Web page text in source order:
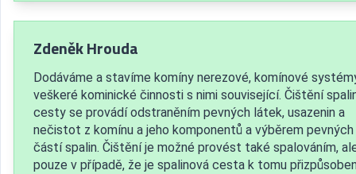
Zdeněk Hrouda
Dodáváme a stavíme komíny nerezové, komínové
veškeré kominické činnosti s nimi související. Čištění
cesty se provádí odstraněním pevných látek, usazenin a
nečistot z komínu a jeho komponentů a výběrem pevných
částí spalin. Čištění je možné provést také spalováním,
pouze v případě, že je spalinová cesta k tomu